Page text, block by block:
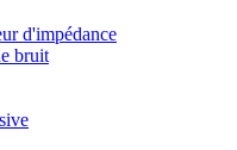
d'impédance
bruit